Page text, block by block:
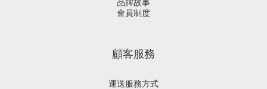
品牌故事
會員制度
顧客服務
運送服務方式